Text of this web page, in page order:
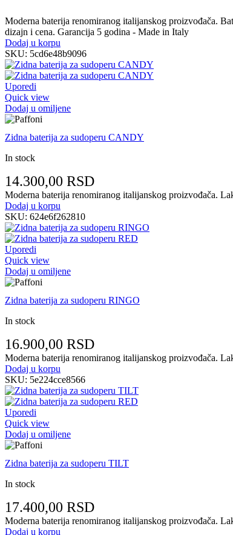
Moderna baterija renomiranog italijanskog proizvođača.
dizajn i cena. Garancija 5 godina - Made in Italy
Dodaj u korpu
SKU: 5cd6e48b9096
Uporedi
Quick view
Dodaj u omiljene
Zidna baterija za sudoperu CANDY
In stock
14.300,00 RSD
Moderna baterija renomiranog italijanskog proizvođača.
Dodaj u korpu
SKU: 624e6f262810
Uporedi
Quick view
Dodaj u omiljene
Zidna baterija za sudoperu RINGO
In stock
16.900,00 RSD
Moderna baterija renomiranog italijanskog proizvođača.
Dodaj u korpu
SKU: 5e224cce8566
Uporedi
Quick view
Dodaj u omiljene
Zidna baterija za sudoperu TILT
In stock
17.400,00 RSD
Moderna baterija renomiranog italijanskog proizvođača.
Dodaj u korpu